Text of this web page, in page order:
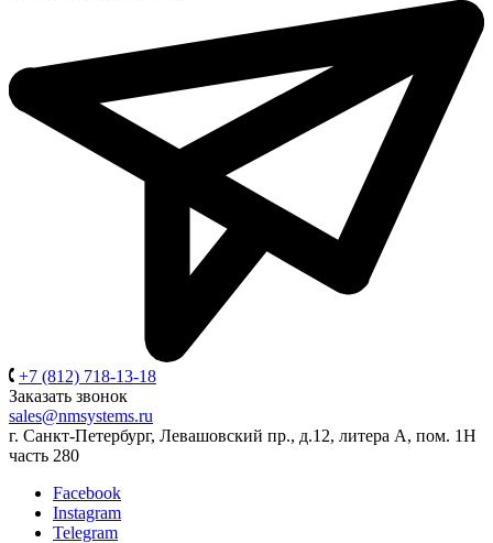
+7 (812) 718-13-18
Заказать звонок
sales@nmsystems.ru
г. Санкт-Петербург, Левашовский пр., д.12, литера А, пом. 1Н
часть 280
Facebook
Instagram
Telegram